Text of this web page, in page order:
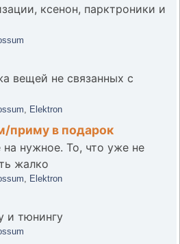
ксенон, парктроники и
вещей не связанных с
, Elektron
в подарок
нужное. То, что уже не
жалко
, Elektron
и тюнингу